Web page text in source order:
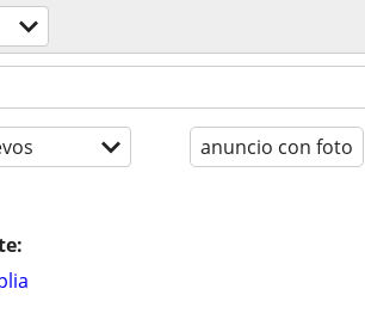
anuncio con foto